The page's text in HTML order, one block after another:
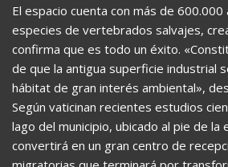
El espacio cuenta con más de
especies de vertebrados salvajes,
confirma que es todo un éxito.
de que la antigua superficie industrial
hábitat de gran interés ambiental»,
Según vaticinan recientes estudios
lago del municipio, ubicado al pie de la
convertirá en un gran centro de